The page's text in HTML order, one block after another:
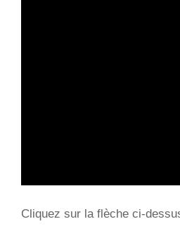
Cliquez sur la flèche ci-